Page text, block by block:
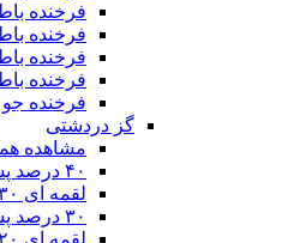
فرخنده
فرخنده
فرخنده
فرخنده
فرخنده جو
گز دردشتی
مشاهده
۴۰ درصد پسته آردی
لقمه ای ۳۰ درصد پسته
۳۰ درصد پسته آردی
لقمه ای ۲۰ درصد پسته